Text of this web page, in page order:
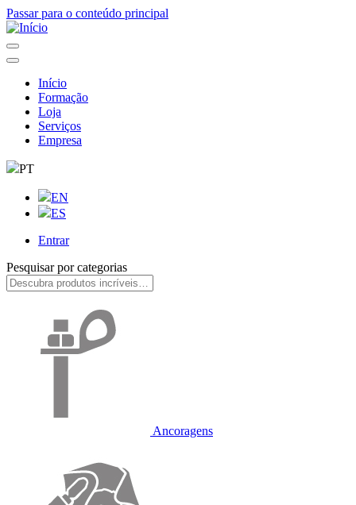
Passar para o conteúdo principal
Navegação
principal
Início
Formação
Loja
Serviços
Empresa
PT
EN
ES
account
menu
Entrar
Pesquisar por categorias
Ancoragens